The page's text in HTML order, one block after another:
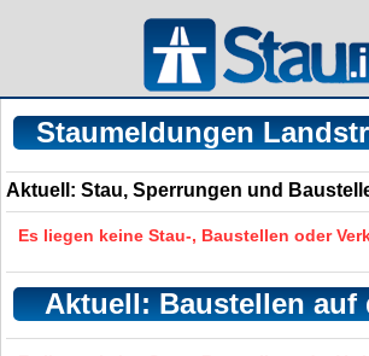
Staumeldungen
Aktuell: Stau, Sperrungen und
Es liegen keine Stau-, Baustellen oder
Aktuell: Baustellen auf